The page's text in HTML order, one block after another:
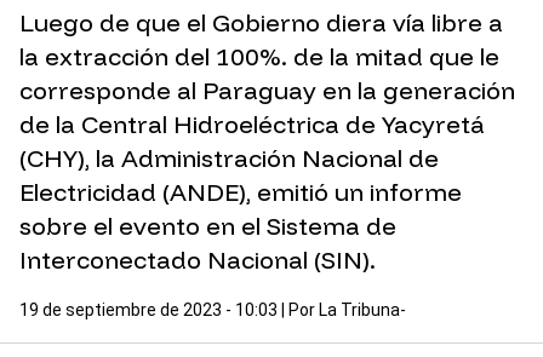
Luego de que el Gobierno diera vía libre a
la extracción del 100%. de la mitad que le
corresponde al Paraguay en la generación
de la Central Hidroeléctrica de Yacyretá
(CHY), la Administración Nacional de
Electricidad (ANDE), emitió un informe
sobre el evento en el Sistema de
Interconectado Nacional (SIN).
19 de septiembre de 2023 - 10:03 | Por La Tribuna-